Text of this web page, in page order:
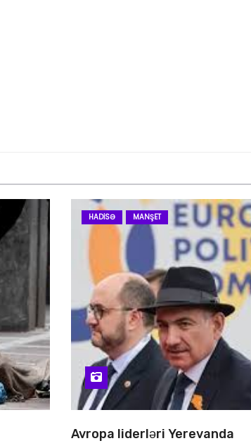
HADISƏ MANŞET
Avropa liderləri Yerevanda